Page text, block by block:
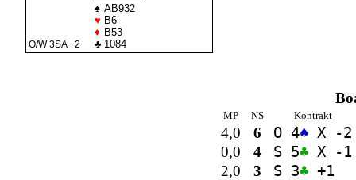
O/W 3SA+2
♠ AB932
♥ B6
♦ B53
♣ 1084
MP NS Kontrakt
4,0 6 O 4♠ X -2
0,0
4 S 5♣ X -1
2,0
3 S 3♣ +1